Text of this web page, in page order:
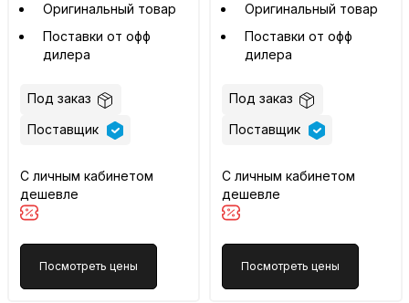
Оригинальный товар
Поставки от офф
дилера
Под заказ
Поставщик
С личным кабинетом
дешевле
Посмотреть цены
Оригинальный товар
Поставки от офф
дилера
Под заказ
Поставщик
С личным кабинетом
дешевле
Посмотреть цены